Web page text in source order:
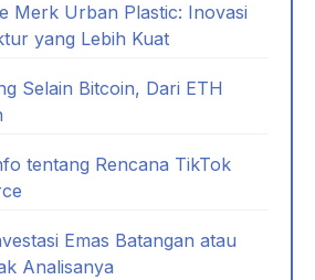
Merk Urban Plastic: Inovasi
yang Lebih Kuat
Selain Bitcoin, Dari ETH
tentang Rencana TikTok
Emas Batangan atau
Analisanya